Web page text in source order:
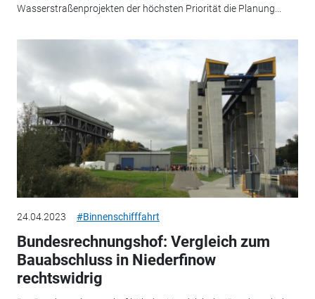
Wasserstraßenprojekten der höchsten Priorität die Planung...
24.04.2023 #Binnenschifffahrt
Bundesrechnungshof: Vergleich zum
Bauabschluss in Niederfinow
rechtswidrig